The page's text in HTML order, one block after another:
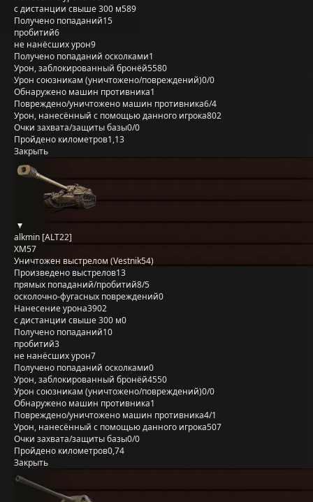
с дистанции свыше 300 м589
Получено попаданий15
пробитий6
не нанёсших урон9
Получено попаданий осколками1
Урон, заблокированный бронёй5580
Урон союзникам (уничтожено/повреждений)0/0
Обнаружено машин противника1
Повреждено/уничтожено машин противника6/4
Урон, нанесённый с помощью данного игрока802
Очки захвата/защиты базы0/0
Пройдено километров1,13
Закрыть
alkmin [ALT22]
XM57
Уничтожен выстрелом (Vestnik54)
Произведено выстрелов13
прямых попаданий/пробитий8/5
осколочно-фугасных повреждений0
Нанесение урона3902
с дистанции свыше 300 м0
Получено попаданий10
пробитий3
не нанёсших урон7
Получено попаданий осколками0
Урон, заблокированный бронёй4550
Урон союзникам (уничтожено/повреждений)0/0
Обнаружено машин противника1
Повреждено/уничтожено машин противника4/1
Урон, нанесённый с помощью данного игрока507
Очки захвата/защиты базы0/0
Пройдено километров0,74
Закрыть